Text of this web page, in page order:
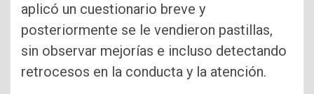
aplicó un cuestionario breve y
posteriormente se le vendieron pastillas,
sin observar mejorías e incluso detectando
retrocesos en la conducta y la atención.